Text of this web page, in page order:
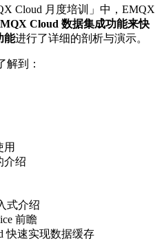
Cloud 月度培训」中，EMQX
Cloud 数据集成功能来快
能进行了详细的剖析与演示。
解到：
用
介绍
式介绍
前瞻
快速实现数据缓存